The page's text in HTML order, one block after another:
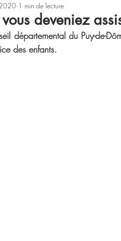
Culture Manifestations
vous deveniez
1 min de lecture
départemental du Puy-de-
des enfants.